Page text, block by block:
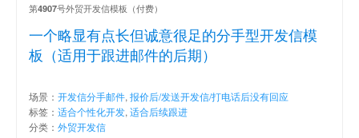
一个略显有点长但诚意很足的分手型开发信模
板（适用于跟进邮件的后期）
第4907号外贸开发信模板（付费）
场景： 开发信分手邮件, 报价后/发送开发信/打电话后没有回应
标签： 适合个性化开发, 适合后续跟进
分类： 外贸开发信